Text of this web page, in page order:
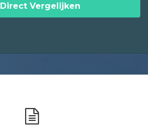
Direct Vergelijken